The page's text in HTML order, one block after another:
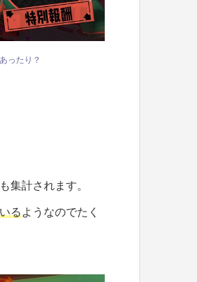
ったり？
集計されます。
る ようなのでたく